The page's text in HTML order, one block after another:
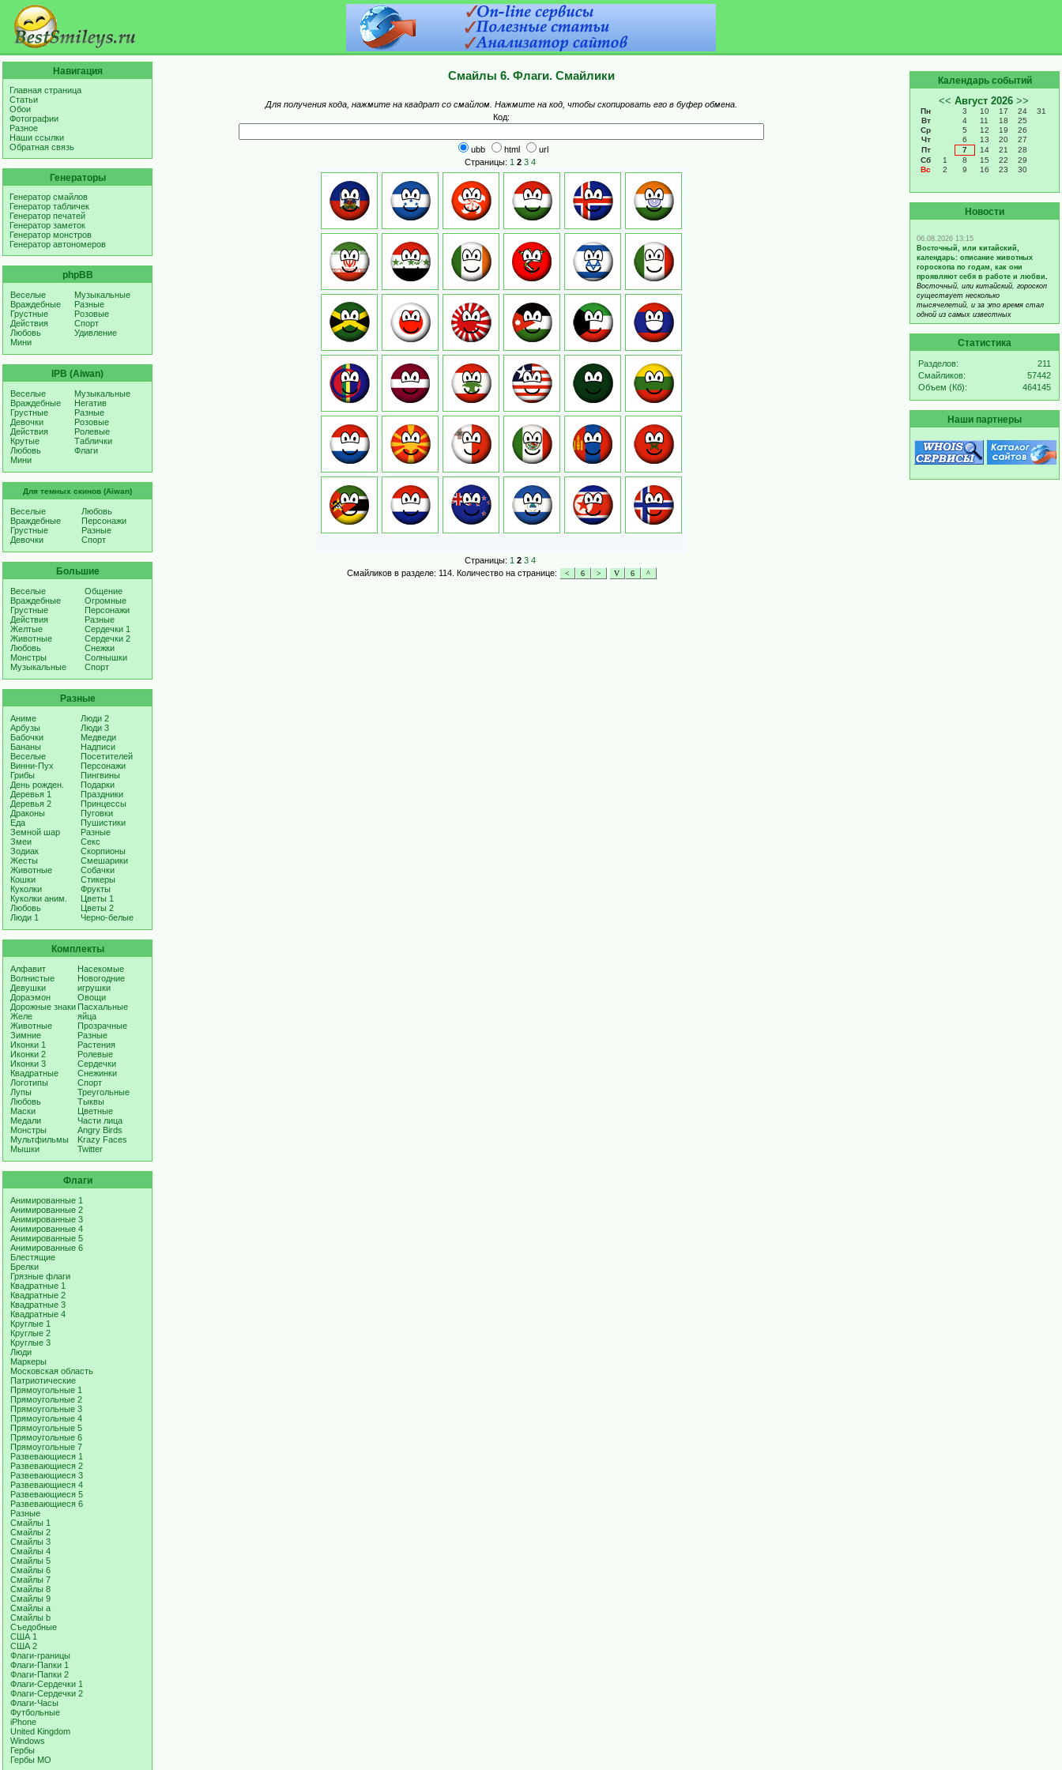
Навигация
Главная страница
Статьи
Обои
Фотографии
Разное
Наши ссылки
Обратная связь
Генераторы
Генератор смайлов
Генератор табличек
Генератор печатей
Генератор заметок
Генератор монстров
Генератор автономеров
phpBB
Веселые
Враждебные
Грустные
Действия
Любовь
Мини
Музыкальные
Разные
Розовые
Спорт
Удивление
IPB (Aiwan)
Веселые
Враждебные
Грустные
Девочки
Действия
Крутые
Любовь
Мини
Музыкальные
Негатив
Разные
Розовые
Ролевые
Таблички
Флаги
Для темных скинов (Aiwan)
Веселые
Враждебные
Грустные
Девочки
Любовь
Персонажи
Разные
Спорт
Большие
Веселые
Враждебные
Грустные
Действия
Желтые
Животные
Любовь
Монстры
Музыкальные
Общение
Огромные
Персонажи
Разные
Сердечки 1
Сердечки 2
Снежки
Солнышки
Спорт
Разные
Аниме
Арбузы
Бабочки
Бананы
Веселые
Винни-Пух
Грибы
День рожден.
Деревья 1
Деревья 2
Драконы
Еда
Земной шар
Змеи
Зодиак
Жесты
Животные
Кошки
Куколки
Куколки аним.
Любовь
Люди 1
Люди 2
Люди 3
Медведи
Надписи
Посетителей
Персонажи
Пингвины
Подарки
Праздники
Принцессы
Пуговки
Пушистики
Разные
Секс
Скорпионы
Смешарики
Собачки
Стикеры
Фрукты
Цветы 1
Цветы 2
Черно-белые
Комплекты
Алфавит
Волнистые
Девушки
Дораэмон
Дорожные знаки
Желе
Животные
Зимние
Иконки 1
Иконки 2
Иконки 3
Квадратные
Логотипы
Лупы
Любовь
Маски
Медали
Монстры
Мультфильмы
Мышки
Насекомые
Новогодние
игрушки
Овощи
Пасхальные
яйца
Прозрачные
Разные
Растения
Ролевые
Сердечки
Снежинки
Спорт
Треугольные
Тыквы
Цветные
Части лица
Angry Birds
Krazy Faces
Twitter
Флаги
Анимированные 1
Анимированные 2
Анимированные 3
Анимированные 4
Анимированные 5
Анимированные 6
Блестящие
Брелки
Грязные флаги
Квадратные 1
Квадратные 2
Квадратные 3
Квадратные 4
Круглые 1
Круглые 2
Круглые 3
Люди
Маркеры
Московская область
Патриотические
Прямоугольные 1
Прямоугольные 2
Прямоугольные 3
Прямоугольные 4
Прямоугольные 5
Прямоугольные 6
Прямоугольные 7
Развевающиеся 1
Развевающиеся 2
Развевающиеся 3
Развевающиеся 4
Развевающиеся 5
Развевающиеся 6
Разные
Смайлы 1
Смайлы 2
Смайлы 3
Смайлы 4
Смайлы 5
Смайлы 6
Смайлы 7
Смайлы 8
Смайлы 9
Смайлы a
Смайлы b
Съедобные
США 1
США 2
Флаги-границы
Флаги-Папки 1
Флаги-Папки 2
Флаги-Сердечки 1
Флаги-Сердечки 2
Флаги-Часы
Футбольные
iPhone
United Kingdom
Windows
Гербы
Гербы МО
Смайлы 6. Флаги. Смайлики
Для получения кода, нажмите на квадрат со смайлом. Нажмите на код, чтобы скопировать его в буфер обмена.
Код:
ubb html
url
Страницы: 1 2 3 4
Страницы: 1 2 3 4
Смайликов в разделе: 114. Количество на странице:
Календарь событий
Новости
Статистика
Разделов:
211
Смайликов:
57442
Объем (Кб):
464145
Наши партнеры